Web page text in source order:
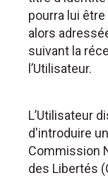
pourra lui
alors
suivant la
l’Utilisateur.
L’Utilisateur
d'introduire
Commission
des Libertés